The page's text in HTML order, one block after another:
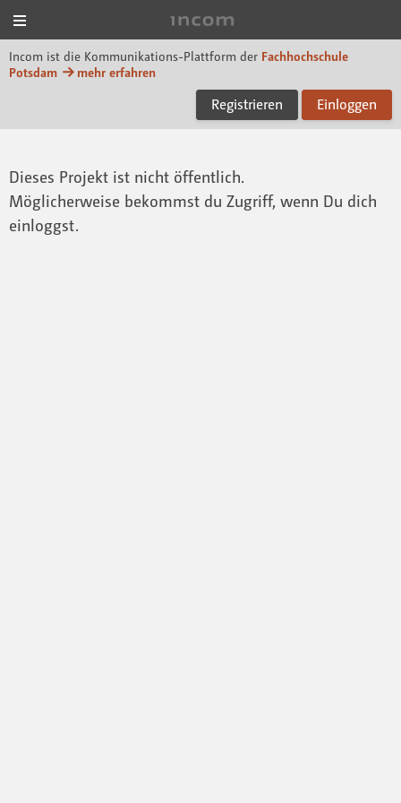
Incom ist die Kommunikations-Plattform der Fachhochschule
Potsdam
mehr erfahren
Registrieren Einloggen
Dieses Projekt ist nicht öffentlich.
Möglicherweise bekommst du Zugriff, wenn Du dich
einloggst.